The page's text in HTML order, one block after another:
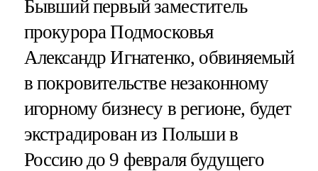
Бывший первый заместитель
прокурора Подмосковья
Александр Игнатенко, обвиняемый
в покровительстве незаконному
игорному бизнесу в регионе, будет
экстрадирован из Польши в
Россию до 9 февраля будущего